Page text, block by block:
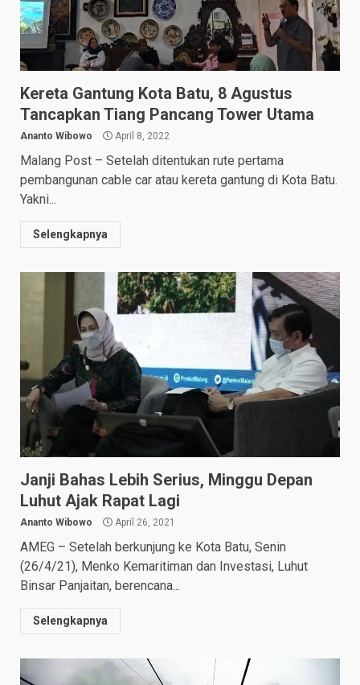
Kereta Gantung Kota Batu, 8 Agustus
Tancapkan Tiang Pancang Tower Utama
Ananto Wibowo April 8, 2022
Malang Post – Setelah ditentukan rute pertama
pembangunan cable car atau kereta gantung di Kota Batu.
Yakni...
Selengkapnya
Janji Bahas Lebih Serius, Minggu Depan
Luhut Ajak Rapat Lagi
Ananto Wibowo April 26, 2021
AMEG – Setelah berkunjung ke Kota Batu, Senin
(26/4/21), Menko Kemaritiman dan Investasi, Luhut
Binsar Panjaitan, berencana...
Selengkapnya